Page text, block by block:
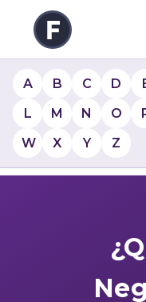
A B C D
L
M N O
W
X Y Z